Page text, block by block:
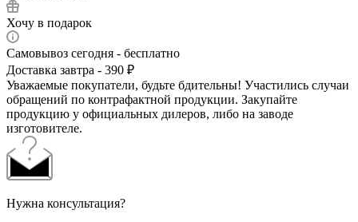
Хочу в подарок
Самовывоз сегодня - бесплатно
Доставка завтра - 390 ₽
Уважаемые покупатели, будьте бдительны! Участились случаи
обращений по контрафактной продукции. Закупайте
продукцию у официальных дилеров, либо на заводе
изготовителе.
Нужна консультация?